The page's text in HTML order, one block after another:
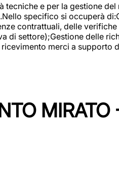
e per la gestione
specifico si occuperà
contrattuali, delle
di settore);Gestione delle
merci a supporto
MIRATO